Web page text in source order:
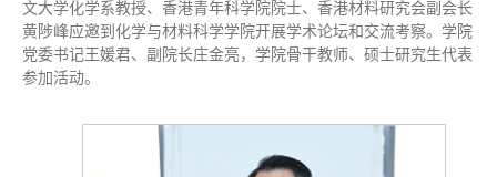
文大学化学系教授、香港青年科学院院士、香港材料研究会副会长
黄陟峰应邀到化学与材料科学学院开展学术论坛和交流考察。学院
党委书记王媛君、副院长庄金亮，学院骨干教师、硕士研究生代表
参加活动。